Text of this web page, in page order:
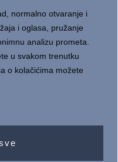
normalno otvaranje i
i oglasa, pružanje
analizu prometa.
u svakom trenutku
o kolačićima možete